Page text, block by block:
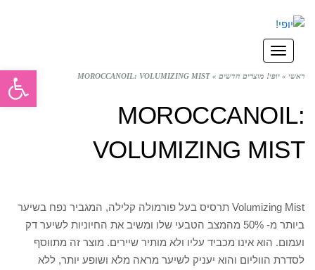
תפריט
ראשי » יופי! מוצרים חדשים »
MOROCCANOIL: VOLUMIZING MIST
MOROCCANOIL:
VOLUMIZING MIST
Volumizing Mist תרסיס בעל פורמולה קלילה, המגביר נפח בשיער
ביותר מ- 50% מהמצב הטבעי שלו ומשיב את החיוניות לשיער דק
ועמום. הוא אינו מכביד עליו ולא מותיר שיירים. מוצר זה מתווסף
לסדרת הווליום והוא יעניק לשיער מראה מלא ושופע יותר, ללא
פתח